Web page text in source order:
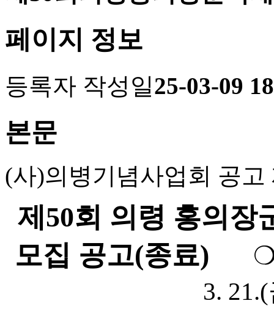
페이지 정보
등록자 작성일25-03-09
본문
(사)의병기념사업회 공고
제50회 의령 홍의장
모집 공고(종료)
3. 21.(